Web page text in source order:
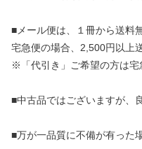
■メール便は、１冊から送料
宅急便の場合、2,500円以上
※「代引き」ご希望の方は宅
■中古品ではございますが、
■万が一品質に不備が有った